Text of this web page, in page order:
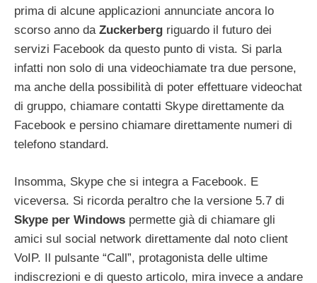
prima di alcune applicazioni annunciate ancora lo
scorso anno da Zuckerberg riguardo il futuro dei
servizi Facebook da questo punto di vista. Si parla
infatti non solo di una videochiamate tra due persone,
ma anche della possibilità di poter effettuare videochat
di gruppo, chiamare contatti Skype direttamente da
Facebook e persino chiamare direttamente numeri di
telefono standard.
Insomma, Skype che si integra a Facebook. E
viceversa. Si ricorda peraltro che la versione 5.7 di
Skype per Windows permette già di chiamare gli
amici sul social network direttamente dal noto client
VoIP. Il pulsante “Call”, protagonista delle ultime
indiscrezioni e di questo articolo, mira invece a andare